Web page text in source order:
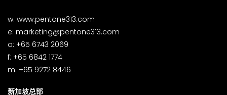
w: www.pentone313.com
e: marketing@pentone313.com
o: +65 6743 2069
f: +65 6842 1774
m: +65 9272 8446
新加坡总部